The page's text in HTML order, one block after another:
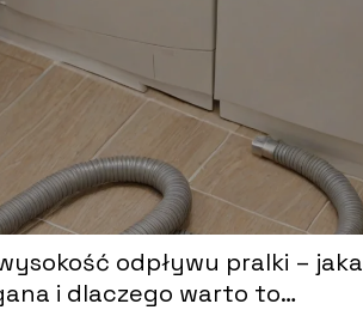
odpływu pralki – jaka
i dlaczego warto to